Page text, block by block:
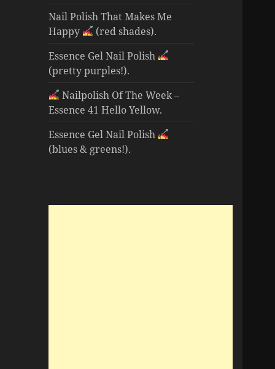
Nail Polish That Makes Me
Happy
(red shades).
Essence Gel Nail Polish
(pretty purples!).
Nailpolish Of The Week –
Essence 41 Hello Yellow.
Essence Gel Nail Polish
(blues & greens!).